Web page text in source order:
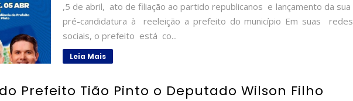
,5 de abril, ato de filiação ao partido republicanos e lançamento da sua
pré-candidatura à reeleição a prefeito do município Em suas redes
sociais, o prefeito está co...
Leia Mais
Prefeito Tião Pinto o Deputado Wilson Filho